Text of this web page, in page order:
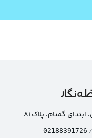
ابتدای گمنام، پلاک ۸۱
/
02188391726